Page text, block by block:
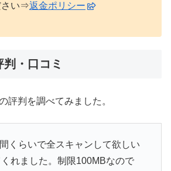
さい⇒返金ポリシー
・口コミ
評判を調べてみました。
くらいで全スキャンして欲しい
れました。制限100MBなので